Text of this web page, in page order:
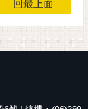
回最上面